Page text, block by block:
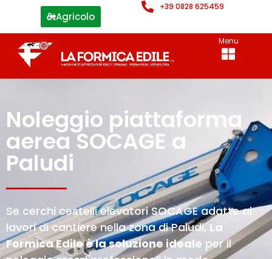
Agricolo
+39 0828 625459
Menu
Noleggio piattaforma
aerea SOCAGE a
Paludi
Se cerchi cestelli elevatori SOCAGE adatte ai
lavori di cantiere nella zona di Paludi,La
Formica Edile è la soluzione ideale per il